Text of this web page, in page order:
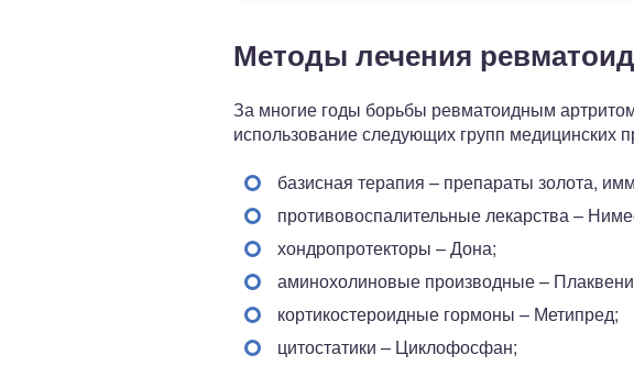
Методы лечения
За многие годы борьбы ревматоидным
использование следующих групп медицинских
базисная терапия – препараты золота,
противовоспалительные лекарства –
хондропротекторы – Дона;
аминохолиновые производные –
кортикостероидные гормоны – Метипред;
цитостатики – Циклофосфан;